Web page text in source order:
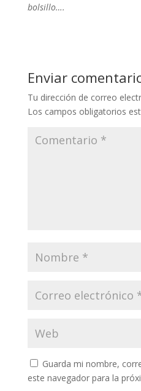
bolsillo….
Enviar
Tu dirección de correo
Los campos obligatorios
Guarda mi nombre,
este navegador para la